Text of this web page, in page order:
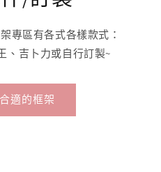
專區有各式各樣款式：
、吉卜力或自行訂製~
適的框架